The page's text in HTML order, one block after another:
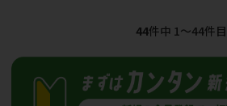
44件中 1〜44件目